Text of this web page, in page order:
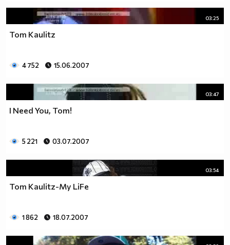
03:25
Tom Kaulitz
4 752 15.06.2007
03:47
I Need You, Tom!
5 221 03.07.2007
03:54
Tom Kaulitz-My LiFe
1 862 18.07.2007